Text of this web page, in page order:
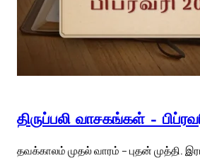
திருப்பலி வாசகங்கள் –
தவக்காலம் முதல் வாரம் – புதன் முத்தி.